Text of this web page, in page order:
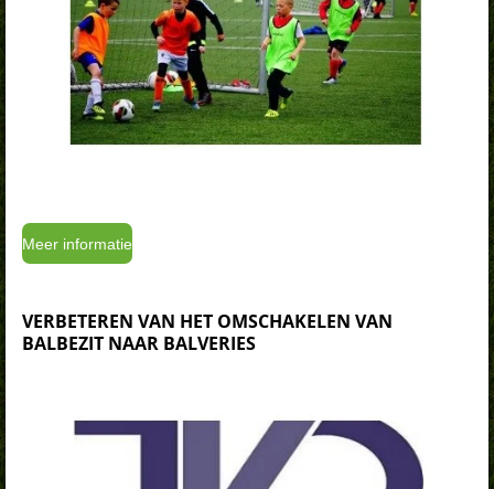
Meer informatie
VERBETEREN VAN HET OMSCHAKELEN VAN
BALBEZIT NAAR BALVERIES